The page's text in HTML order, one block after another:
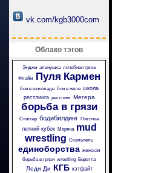
vk.com/kgb3000com
Облако тэгов
Энджи аленушка лечебная грязь
Флэйм
Пуля Кармен
бои в шоколаде бои в желе школа
рестлинга рестлинг Мегера
борьба в грязи
Стингер бодибилдинг Пяточка
летний кубок Моряча
mud
wrestling Скальпель
единоборства женская
борьба в грязи wrestling Беретта
Леди Ди КГБ кэтфайт